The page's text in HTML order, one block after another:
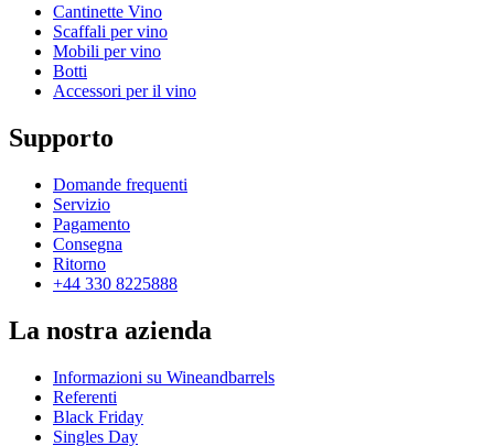
Cantinette Vino
Scaffali per vino
Mobili per vino
Botti
Accessori per il vino
Supporto
Domande frequenti
Servizio
Pagamento
Consegna
Ritorno
+44 330 8225888
La nostra azienda
Informazioni su Wineandbarrels
Referenti
Black Friday
Singles Day